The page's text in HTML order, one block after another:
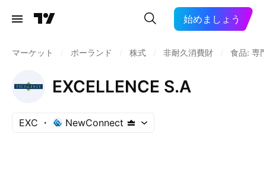
始めましょう
マーケット ポーランド 株式 非耐久消費財 食品: 専
EXCELLENCE S.A
EXC NewConnect